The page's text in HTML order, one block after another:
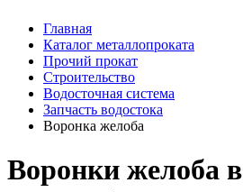
Главная
Каталог металлопроката
Прочий прокат
Строительство
Водосточная система
Запчасть водостока
Воронка желоба
Воронки желоба в